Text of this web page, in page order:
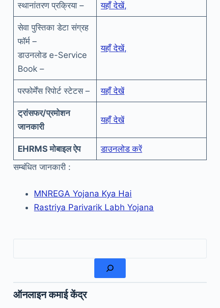
स्थानांतरण प्रक्रिया – यहाँ देखें,
सेवा पुस्तिका डेटा संग्रह
फॉर्म –
डाउनलोड e-Service
Book –
यहाँ देखें,
परफोर्मेंस रिपोर्ट स्टेटस – यहाँ देखें
ट्रांसफर/प्रमोशन
जानकारी
यहाँ देखें
EHRMS मोबाइल ऐप
डाउनलोड करें
सम्बंधित जानकारी :
MNREGA Yojana Kya Hai
Rastriya Parivarik Labh Yojana
ऑनलाइन कमाई केंद्र